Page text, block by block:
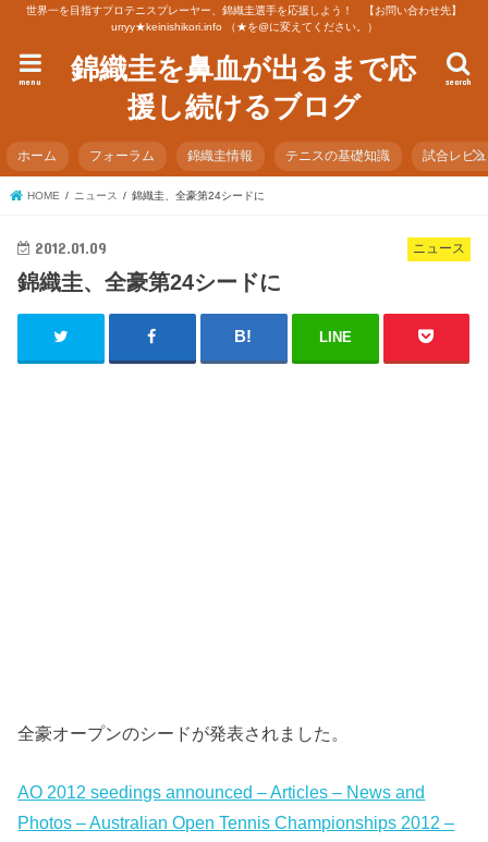
世界一を目指すプロテニスプレーヤー、錦織圭選手を応援しよう！ 【お問い合わせ先】
urryy★keinishikori.info （★を@に変えてください。）
錦織圭を鼻血が出るまで応
援し続けるブログ
search
menu
ホーム フォーラム 錦織圭情報 テニスの基礎知識 試合レビ
HOME ニュース 錦織圭、全豪第24シードに
ニュース
2012.01.09
錦織圭、全豪第24シードに
LINE
全豪オープンのシードが発表されました。
AO 2012 seedings announced – Articles – News and
Photos – Australian Open Tennis Championships 2012 –